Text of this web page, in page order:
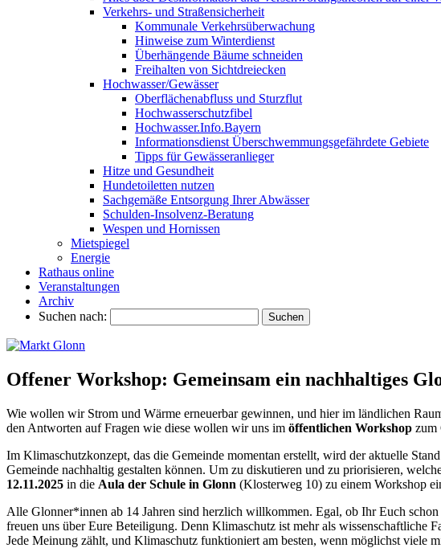
Verkehrs- und Straßensicherheit
Kommunale Verkehrsüberwachung
Hinweise zum Winterdienst
Überhängende Bäume schneiden
Freihalten von Sichtdreiecken
Hochwasser/Gewässer
Oberflächenabfluss und Sturzflut
Hochwasserschutzfibel
Hochwasser.Info.Bayern
Informationsdienst Überschwemmungsgefährdete Gebiete
Tipps für Gewässeranlieger
Hitze und Gesundheit
Hundetoiletten nutzen
Sachgemäße Entsorgung Ihrer Abwässer
Schulden-Insolvenz-Beratung
Wespen und Hornissen
Mietspiegel
Energie
Rathaus online
Veranstaltungen
Archiv
Suchen nach:
Offener Workshop: Gemeinsam ein nachhaltiges
Wie wollen wir Strom und Wärme erneuerbar gewinnen, und hier im ländlichen
den Antworten auf Fragen wie diese wollen wir uns im öffentlichen Workshop zum
Im Klimaschutzkonzept, das die Gemeinde momentan erstellt, wird der aktuelle
Gemeinde nachhaltig gestalten können. Um zu diskutieren und zu priorisieren,
12.11.2025 in die Aula der Schule in Glonn (Klosterweg 10) zu einem Workshop
Alle Glonner*innen ab 14 Jahren sind herzlich willkommen. Egal, ob Ihr Euch
freuen uns über Eure Beteiligung. Denn Klimaschutz ist mehr als wissenschaftliche
Jede Meinung zählt, und Klimaschutz funktioniert am besten, wenn möglichst viele